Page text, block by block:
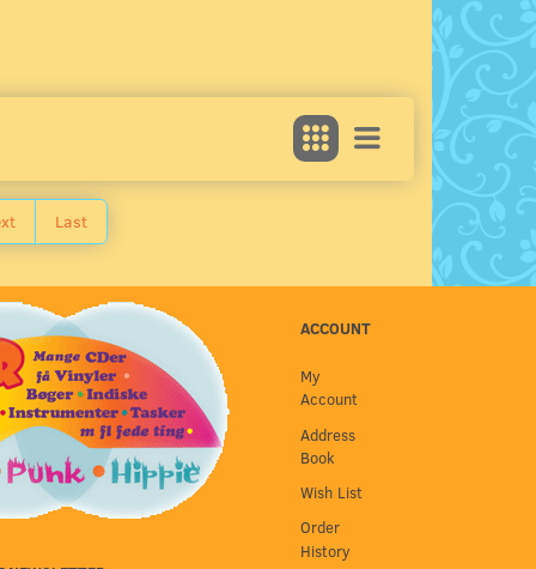
Last
ACCOUNT
My
Account
Address
Book
Wish List
Order
History